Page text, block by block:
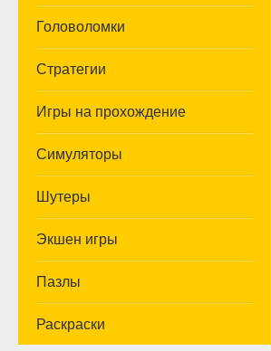
Головоломки
Стратегии
Игры на прохождение
Симуляторы
Шутеры
Экшен игры
Пазлы
Раскраски